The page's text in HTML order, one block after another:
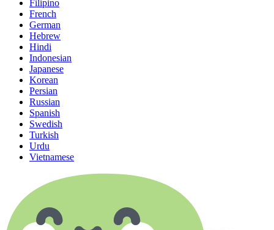
Filipino
French
German
Hebrew
Hindi
Indonesian
Japanese
Korean
Persian
Russian
Spanish
Swedish
Turkish
Urdu
Vietnamese